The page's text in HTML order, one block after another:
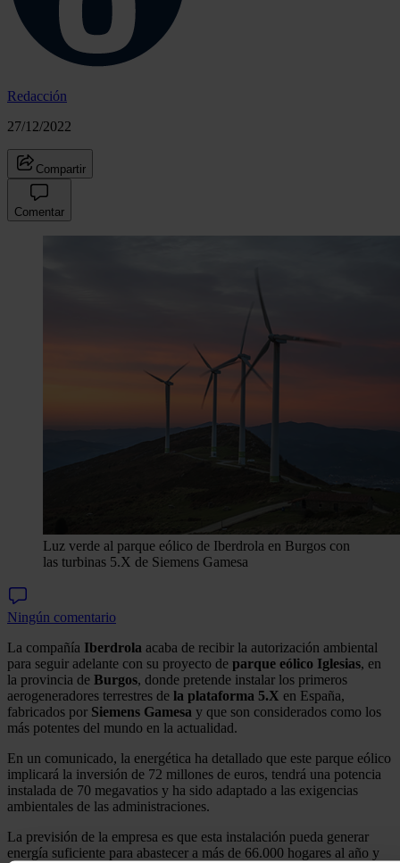
Redacción
27/12/2022
Compartir
Comentar
Luz verde al parque eólico de Iberdrola en Burgos con
las turbinas 5.X de Siemens Gamesa
Ningún comentario
La compañía Iberdrola acaba de recibir la autorización ambiental
para seguir adelante con su proyecto de parque eólico Iglesias, en
la provincia de Burgos, donde pretende instalar los primeros
aerogeneradores terrestres de la plataforma 5.X en España,
fabricados por Siemens Gamesa y que son considerados como los
más potentes del mundo en la actualidad.
En un comunicado, la energética ha detallado que este parque eólico
implicará la inversión de 72 millones de euros, tendrá una potencia
instalada de 70 megavatios y ha sido adaptado a las exigencias
ambientales de las administraciones.
La previsión de la empresa es que esta instalación pueda generar
energía suficiente para abastecer a más de 66.000 hogares al año y